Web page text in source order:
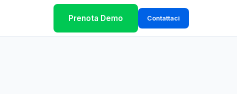
Prenota Demo Contattaci